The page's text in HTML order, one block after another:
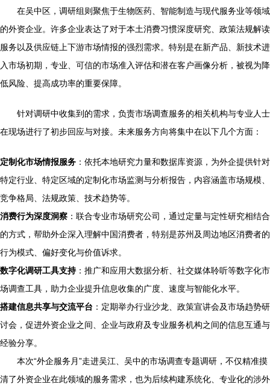
在吴中区，调研组则聚焦于生物医药、智能制造与现代服务业等领域
的外资企业。许多企业表达了对于本土消费习惯深度研究、政策法规解读
服务以及供应链上下游市场情报的强烈需求。特别是在新产品、新技术进
入市场初期，专业、可信的市场准入评估和潜在客户画像分析，被视为降
低风险、提高成功率的重要保障。
针对调研中收集到的需求，负责市场调查服务的相关机构与专业人士
在现场进行了初步回应与对接。未来服务方向将集中在以下几个方面：
定制化市场情报服务 ：依托本地研究力量和数据库资源，为外企提供针对
特定行业、特定区域的定制化市场监测与分析报告，内容涵盖市场规模、
竞争格局、法规政策、技术趋势等。
消费行为深度洞察 ：联合专业市场研究公司，通过定量与定性研究相结合
的方式，帮助外企深入理解中国消费者，特别是苏州及周边地区消费者的
行为模式、偏好变化与价值诉求。
数字化调研工具支持：推广和应用大数据分析、社交媒体聆听等数字化市
场调查工具，助力企业提升信息收集的广度、速度与智能化水平。
搭建信息共享与交流平台 ：定期举办行业沙龙、政策宣讲会及市场趋势研
讨会，促进外资企业之间、企业与政府及专业服务机构之间的信息互通与
经验分享。
本次“外企服务月”走进吴江、吴中的市场调查专题调研，不仅精准摸
清了外资企业在此领域的服务需求，也为后续构建系统化、专业化的涉外